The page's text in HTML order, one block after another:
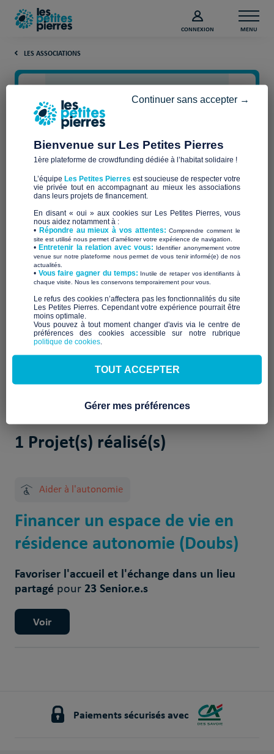
CONNEXION MENU
LES ASSOCIATIONS
MARPA Pays de Courbet
Qui sommes-nous ?
Description à venir
Notre mission et nos
engagements
À venir
1 Projet(s) réalisé(s)
Aider à l'autonomie
Financer un espace de vie en
résidence autonomie (Doubs)
Favoriser l'accueil et l'échange dans un lieu
partagé pour23 Senior.e.s
Voir
Paiements sécurisés avec
Bienvenue sur Les Petites Pierres
1ère plateforme de crowdfunding dédiée à l’habitat solidaire !
L’équipe Les Petites Pierres est soucieuse de respecter votre
vie privée tout en accompagnant au mieux les associations
dans leurs projets de financement.
En disant « oui » aux cookies sur Les Petites Pierres, vous
nous aidez notamment à :
• Répondre au mieux à vos attentes:Comprendre comment le
site est utilisé nous permet d'améliorer votre expérience de navigation.
•Entretenir la relation avec vous: Identifier anonymement votre
venue sur notre plateforme nous permet de vous tenir informé(e) de nos
actualités.
​• Vous faire gagner du temps: Inutile de retaper vos identifiants à
chaque visite. Nous les conservons temporairement pour vous.
​Le refus des cookies n’affectera pas les fonctionnalités du site
Les Petites Pierres. Cependant votre expérience pourrait être
moins optimale.​
Vous pouvez à tout moment changer d'avis via le centre de
préférences des cookies accessible sur notre rubrique
politique de cookies
Continuer sans accepter →
TOUT ACCEPTER
Gérer mes préférences